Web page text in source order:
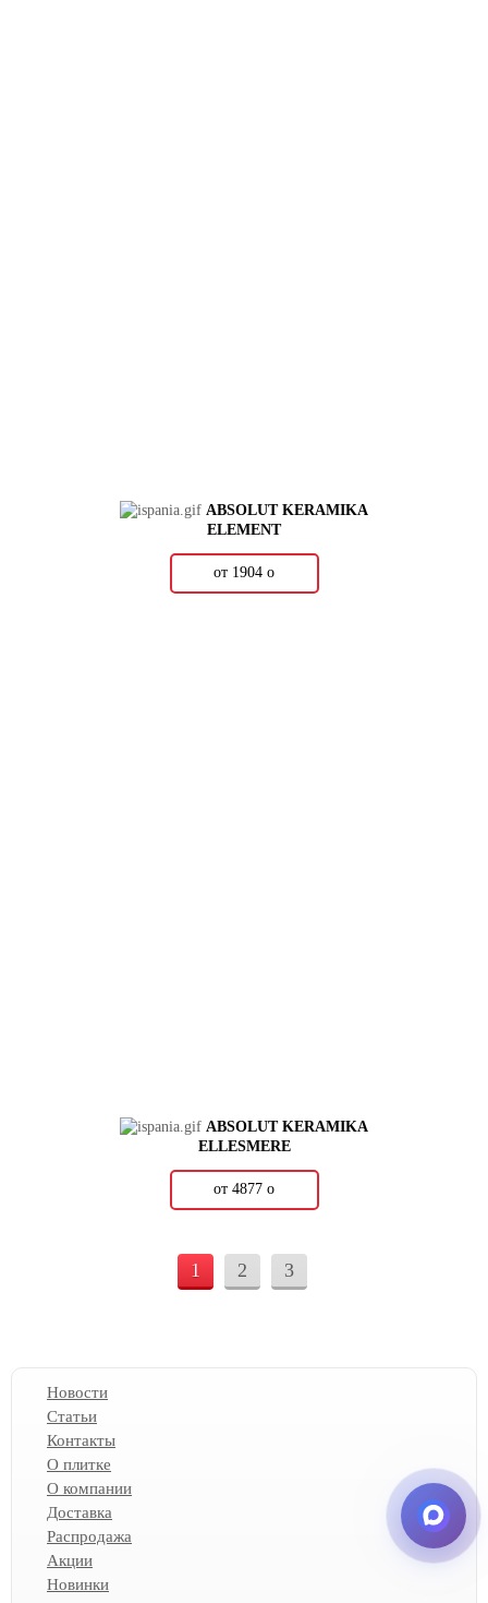
ABSOLUT KERAMIKA
ELEMENT
от 1904 о
ABSOLUT KERAMIKA
ELLESMERE
от 4877 о
1 2 3
Новости
Статьи
Контакты
О плитке
О компании
Доставка
Распродажа
Акции
Новинки